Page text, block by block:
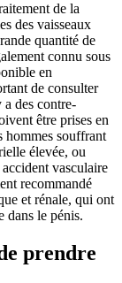
de la
des vaisseaux
quantité de
connu sous
en
de consulter
des contre-
être prises en
hommes souffrant
élevée, ou
vasculaire
recommandé
et rénale, qui ont
dans le pénis.
prendre